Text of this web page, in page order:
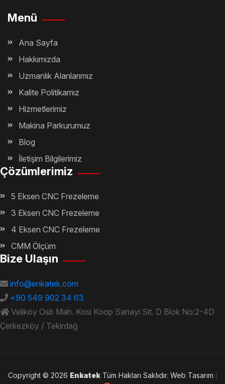
Menü
Ana Sayfa
Hakkımızda
Uzmanlık Alanlarımız
Kalite Politikamız
Hizmetlerimiz
Makina Parkurumuz
Blog
İletişim Bilgilerimiz
Çözümlerimiz
5 Eksen CNC Frezeleme
3 Eksen CNC Frezeleme
4 Eksen CNC Frezeleme
CMM Ölçüm
Bize Ulaşın
info@enkatek.com
+90 549 902 34 63
Veliköy Osb Mah. Kosi Koop Sanayi Sit. D Blok No:2-4D
Çerkezköy / Tekirdağ
Copyright © 2026 Enkatek Tüm Hakları Saklıdır. Web Tasarım :